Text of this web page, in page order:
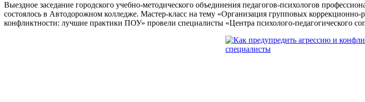
Выездное заседание городского учебно-методического объединения педагогов-психологов
состоялось в Автодорожном колледже. Мастер-класс на тему «Организация групповых
конфликтности: лучшие практики ПОУ» провели специалисты «Центра психолого-педагогического